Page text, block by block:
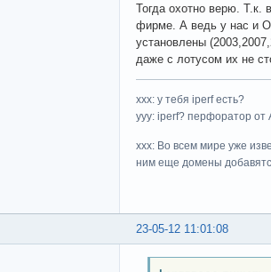
Тогда охотно верю. Т.к.
фирме. А ведь у нас и
установлены
даже с лотусом их не
ххх: у тебя iperf есть?
yyy: iperf? перфоратор от
xxx: Во всем мире уже
ним еще домены
23-05-12 11:01:08